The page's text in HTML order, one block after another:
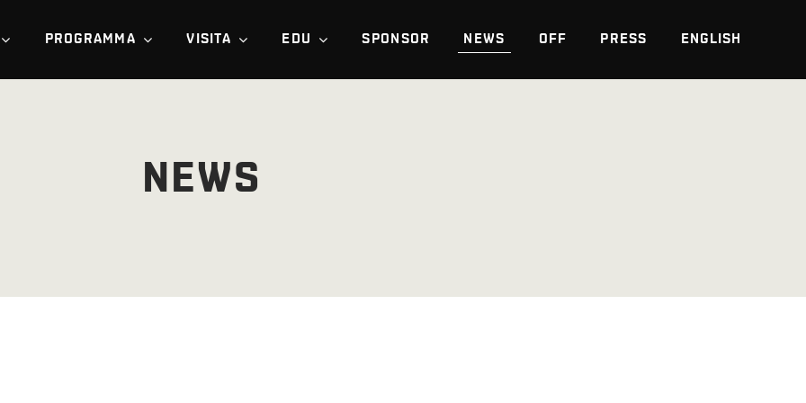
PROGRAMMA VISITA EDU SPONSOR NEWS OFF PRESS ENGLISH
NEWS